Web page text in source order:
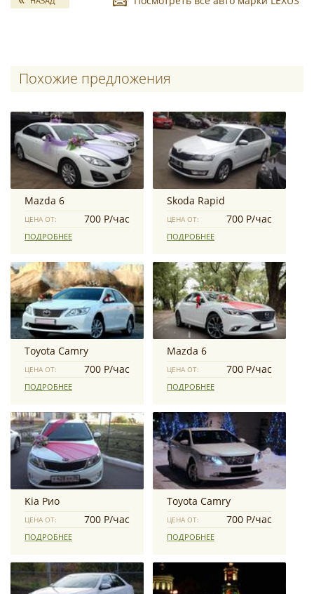
Похожие предложения
Mazda 6
ЦЕНА ОТ: 700 Р/час
ПОДРОБНЕЕ
Skoda Rapid
ЦЕНА ОТ: 700 Р/час
ПОДРОБНЕЕ
Toyota Camry
ЦЕНА ОТ: 700 Р/час
ПОДРОБНЕЕ
Mazda 6
ЦЕНА ОТ: 700 Р/час
ПОДРОБНЕЕ
Kia Рио
ЦЕНА ОТ: 700 Р/час
ПОДРОБНЕЕ
Toyota Camry
ЦЕНА ОТ: 700 Р/час
ПОДРОБНЕЕ